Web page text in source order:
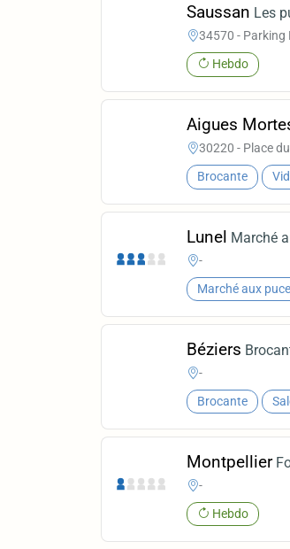
Saussan Les
34570 - Parking
Hebdo
Aigues
30220 - Place
Brocante
Lunel Marché
-
Marché aux
Béziers
-
Brocante
Montpellier
-
Hebdo